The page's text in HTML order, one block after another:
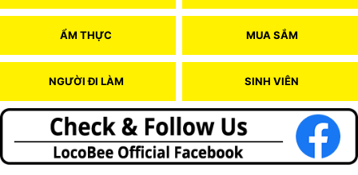
ẨM THỰC MUA SẮM
NGƯỜI ĐI LÀM SINH VIÊN